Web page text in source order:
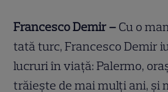
Francesco Demir – Cu o
tată turc, Francesco Demir
lucruri în viață: Palermo,
trăiește de mai mulți ani, și